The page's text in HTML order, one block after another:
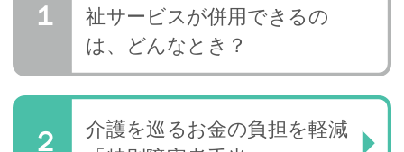
祉サービスが併用できるの
は、どんなとき？
介護を巡るお金の負担を軽減